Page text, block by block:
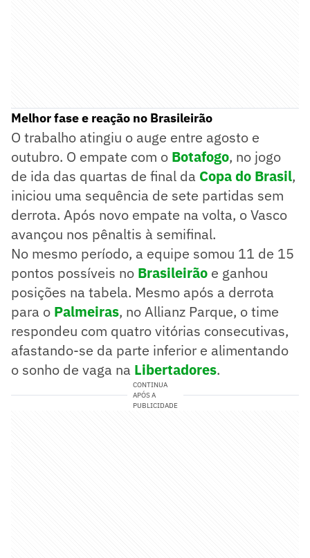
Melhor fase e reação no Brasileirão
O trabalho atingiu o auge entre agosto e
outubro. O empate com o Botafogo, no jogo
de ida das quartas de final da Copa do Brasil,
iniciou uma sequência de sete partidas sem
derrota. Após novo empate na volta, o Vasco
avançou nos pênaltis à semifinal.
No mesmo período, a equipe somou 11 de 15
pontos possíveis no Brasileirão e ganhou
posições na tabela. Mesmo após a derrota
para o Palmeiras, no Allianz Parque, o time
respondeu com quatro vitórias consecutivas,
afastando-se da parte inferior e alimentando
o sonho de vaga na Libertadores.
CONTINUA
APÓS A
PUBLICIDADE